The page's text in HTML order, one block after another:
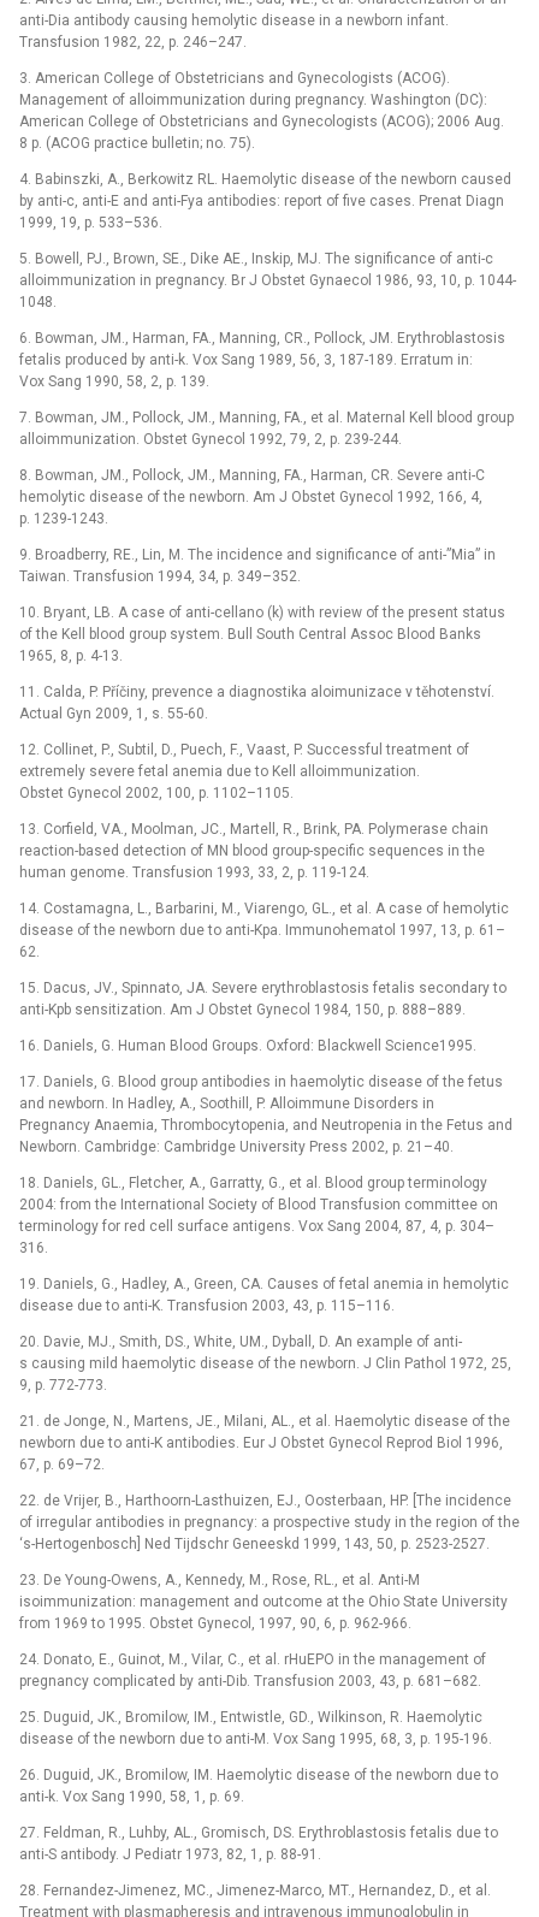
anti-Dia antibody causing hemolytic disease in a newborn infant.
Transfusion 1982, 22, p. 246–247.
3. American College of Obstetricians and Gynecologists (ACOG).
Management of alloimmunization during pregnancy. Washington (DC):
American College of Obstetricians and Gynecologists (ACOG); 2006 Aug.
8 p. (ACOG practice bulletin; no. 75).
4. Babinszki, A., Berkowitz RL. Haemolytic disease of the newborn caused
by anti-c, anti-E and anti-Fya antibodies: report of five cases. Prenat Diagn
1999, 19, p. 533–536.
5. Bowell, PJ., Brown, SE., Dike AE., Inskip, MJ. The significance of anti-c
alloimmunization in pregnancy. Br J Obstet Gynaecol 1986, 93, 10, p. 1044-
1048.
6. Bowman, JM., Harman, FA., Manning, CR., Pollock, JM. Erythroblastosis
fetalis produced by anti-k. Vox Sang 1989, 56, 3, 187-189. Erratum in:
Vox Sang 1990, 58, 2, p. 139.
7. Bowman, JM., Pollock, JM., Manning, FA., et al. Maternal Kell blood group
alloimmunization. Obstet Gynecol 1992, 79, 2, p. 239-244.
8. Bowman, JM., Pollock, JM., Manning, FA., Harman, CR. Severe anti-C
hemolytic disease of the newborn. Am J Obstet Gynecol 1992, 166, 4,
p. 1239-1243.
9. Broadberry, RE., Lin, M. The incidence and significance of anti-”Mia” in
Taiwan. Transfusion 1994, 34, p. 349–352.
10. Bryant, LB. A case of anti-cellano (k) with review of the present status
of the Kell blood group system. Bull South Central Assoc Blood Banks
1965, 8, p. 4-13.
11. Calda, P. Příčiny, prevence a diagnostika aloimunizace v těhotenství.
Actual Gyn 2009, 1, s. 55-60.
12. Collinet, P., Subtil, D., Puech, F., Vaast, P. Successful treatment of
extremely severe fetal anemia due to Kell alloimmunization.
Obstet Gynecol 2002, 100, p. 1102–1105.
13. Corfield, VA., Moolman, JC., Martell, R., Brink, PA. Polymerase chain
reaction-based detection of MN blood group-specific sequences in the
human genome. Transfusion 1993, 33, 2, p. 119-124.
14. Costamagna, L., Barbarini, M., Viarengo, GL., et al. A case of hemolytic
disease of the newborn due to anti-Kpa. Immunohematol 1997, 13, p. 61–
62.
15. Dacus, JV., Spinnato, JA. Severe erythroblastosis fetalis secondary to
anti-Kpb sensitization. Am J Obstet Gynecol 1984, 150, p. 888–889.
16. Daniels, G. Human Blood Groups. Oxford: Blackwell Science1995.
17. Daniels, G. Blood group antibodies in haemolytic disease of the fetus
and newborn. In Hadley, A., Soothill, P. Alloimmune Disorders in
Pregnancy Anaemia, Thrombocytopenia, and Neutropenia in the Fetus and
Newborn. Cambridge: Cambridge University Press 2002, p. 21–40.
18. Daniels, GL., Fletcher, A., Garratty, G., et al. Blood group terminology
2004: from the International Society of Blood Transfusion committee on
terminology for red cell surface antigens. Vox Sang 2004, 87, 4, p. 304–
316.
19. Daniels, G., Hadley, A., Green, CA. Causes of fetal anemia in hemolytic
disease due to anti-K. Transfusion 2003, 43, p. 115–116.
20. Davie, MJ., Smith, DS., White, UM., Dyball, D. An example of anti-
s causing mild haemolytic disease of the newborn. J Clin Pathol 1972, 25,
9, p. 772-773.
21. de Jonge, N., Martens, JE., Milani, AL., et al. Haemolytic disease of the
newborn due to anti-K antibodies. Eur J Obstet Gynecol Reprod Biol 1996,
67, p. 69–72.
22. de Vrijer, B., Harthoorn-Lasthuizen, EJ., Oosterbaan, HP. [The incidence
of irregular antibodies in pregnancy: a prospective study in the region of the
‘s-Hertogenbosch] Ned Tijdschr Geneeskd 1999, 143, 50, p. 2523-2527.
23. De Young-Owens, A., Kennedy, M., Rose, RL., et al. Anti-M
isoimmunization: management and outcome at the Ohio State University
from 1969 to 1995. Obstet Gynecol, 1997, 90, 6, p. 962-966.
24. Donato, E., Guinot, M., Vilar, C., et al. rHuEPO in the management of
pregnancy complicated by anti-Dib. Transfusion 2003, 43, p. 681–682.
25. Duguid, JK., Bromilow, IM., Entwistle, GD., Wilkinson, R. Haemolytic
disease of the newborn due to anti-M. Vox Sang 1995, 68, 3, p. 195-196.
26. Duguid, JK., Bromilow, IM. Haemolytic disease of the newborn due to
anti-k. Vox Sang 1990, 58, 1, p. 69.
27. Feldman, R., Luhby, AL., Gromisch, DS. Erythroblastosis fetalis due to
anti-S antibody. J Pediatr 1973, 82, 1, p. 88-91.
28. Fernandez-Jimenez, MC., Jimenez-Marco, MT., Hernandez, D., et al.
Treatment with plasmapheresis and intravenous immunoglobulin in